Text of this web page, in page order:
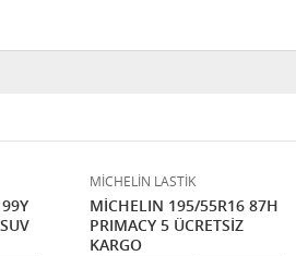
MİCHELİN LASTİK
MİCHELIN 195/55R16 87H
PRIMACY 5 ÜCRETSİZ
KARGO